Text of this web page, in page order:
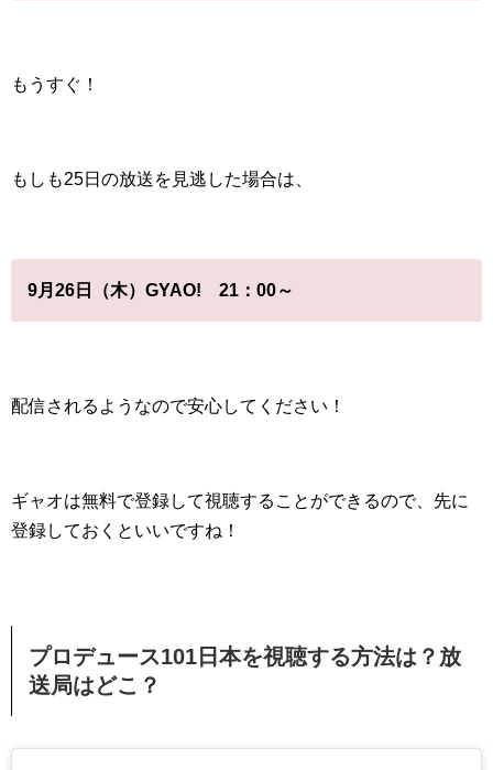
もうすぐ！
もしも25日の放送を見逃した場合は、
9月26日（木）GYAO! 21：00～
配信されるようなので安心してください！
ギャオは無料で登録して視聴することができるので、先に
登録しておくといいですね！
プロデュース101日本を視聴する方法は？放
送局はどこ？